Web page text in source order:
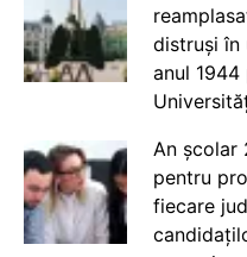
distruși în
anul
An școlar
pentru
fiecare